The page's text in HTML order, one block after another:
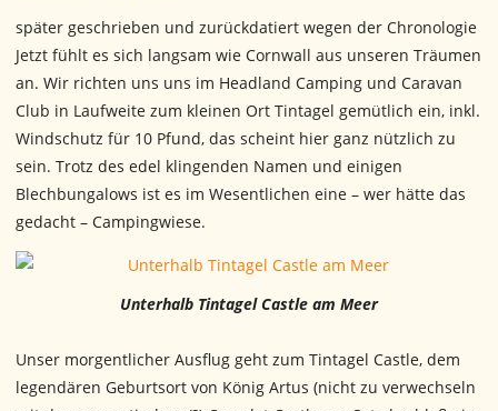
später geschrieben und zurückdatiert wegen der Chronologie
Jetzt fühlt es sich langsam wie Cornwall aus unseren Träumen
an. Wir richten uns uns im Headland Camping und Caravan
Club in Laufweite zum kleinen Ort Tintagel gemütlich ein, inkl.
Windschutz für 10 Pfund, das scheint hier ganz nützlich zu
sein. Trotz des edel klingenden Namen und einigen
Blechbungalows ist es im Wesentlichen eine – wer hätte das
gedacht – Campingwiese.
Unterhalb Tintagel Castle am Meer
Unser morgentlicher Ausflug geht zum Tintagel Castle, dem
legendären Geburtsort von König Artus (nicht zu verwechseln